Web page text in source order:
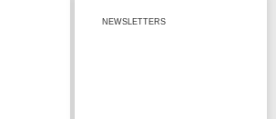
NEWSLETTERS